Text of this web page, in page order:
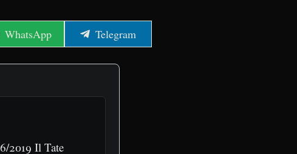
Share
on
WhatsApp Share
on
Telegram